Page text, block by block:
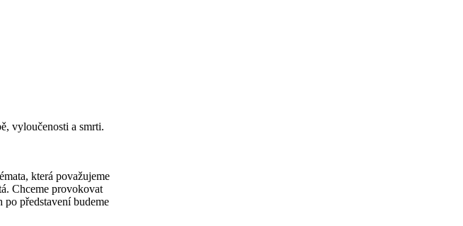
vyloučenosti a smrti.
která považujeme
Chceme provokovat
představení budeme